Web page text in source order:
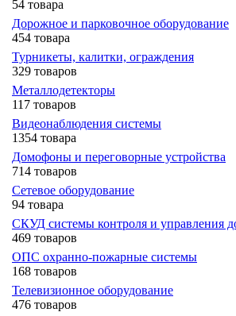
54 товара
Дорожное и парковочное оборудование
454 товара
Турникеты, калитки, ограждения
329 товаров
Металлодетекторы
117 товаров
Видеонаблюдения cистемы
1354 товара
Домофоны и переговорные устройства
714 товаров
Сетевое оборудование
94 товара
СКУД системы контроля и управления
469 товаров
ОПС охранно-пожарные системы
168 товаров
Телевизионное оборудование
476 товаров